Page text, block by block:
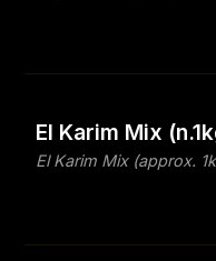
El Karim Mix
El Karim Mix (approx.